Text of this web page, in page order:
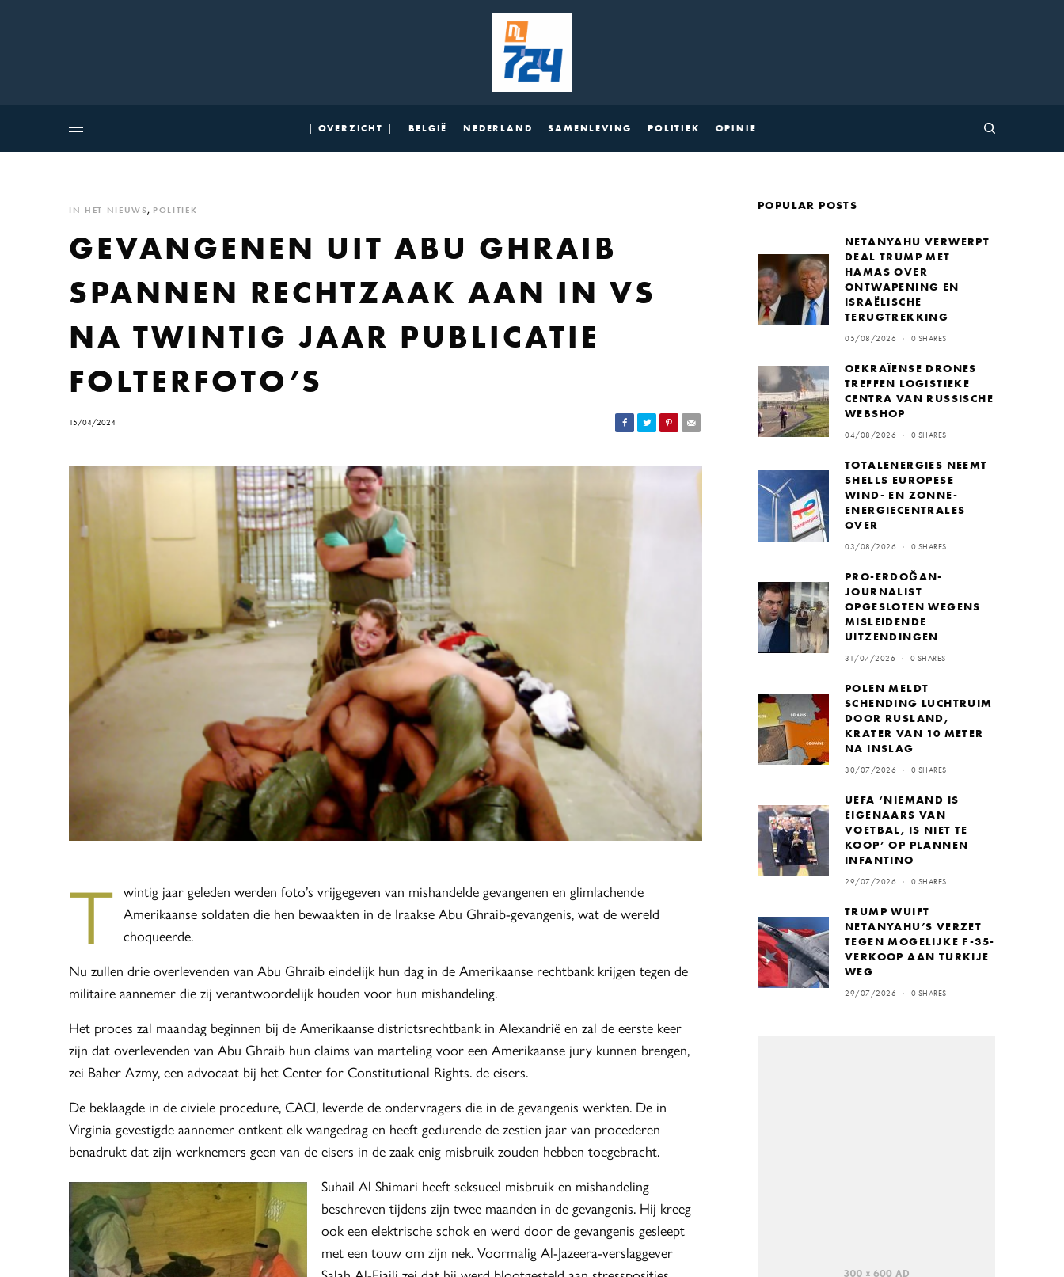
| OVERZICHT | BELGIË NEDERLAND SAMENLEVING POLITIEK OPINIE
IN HET NIEUWS, POLITIEK
GEVANGENEN UIT ABU GHRAIB
SPANNEN RECHTZAAK AAN IN VS
NA TWINTIG JAAR PUBLICATIE
FOLTERFOTO’S
15/04/2024
T wintig jaar geleden werden foto’s vrijgegeven van mishandelde gevangenen en glimlachende
Amerikaanse soldaten die hen bewaakten in de Iraakse Abu Ghraib-gevangenis, wat de wereld
choqueerde.
Nu zullen drie overlevenden van Abu Ghraib eindelijk hun dag in de Amerikaanse rechtbank krijgen tegen de
militaire aannemer die zij verantwoordelijk houden voor hun mishandeling.
Het proces zal maandag beginnen bij de Amerikaanse districtsrechtbank in Alexandrië en zal de eerste keer
zijn dat overlevenden van Abu Ghraib hun claims van marteling voor een Amerikaanse jury kunnen brengen,
zei Baher Azmy, een advocaat bij het Center for Constitutional Rights. de eisers.
De beklaagde in de civiele procedure, CACI, leverde de ondervragers die in de gevangenis werkten. De in
Virginia gevestigde aannemer ontkent elk wangedrag en heeft gedurende de zestien jaar van procederen
benadrukt dat zijn werknemers geen van de eisers in de zaak enig misbruik zouden hebben toegebracht.
Suhail Al Shimari heeft seksueel misbruik en mishandeling
beschreven tijdens zijn twee maanden in de gevangenis. Hij kreeg
ook een elektrische schok en werd door de gevangenis gesleept
met een touw om zijn nek. Voormalig Al-Jazeera-verslaggever
POPULAR POSTS
NETANYAHU VERWERPT
DEAL TRUMP MET
HAMAS OVER
ONTWAPENING EN
ISRAËLISCHE
TERUGTREKKING
05/08/2026 0 SHARES
OEKRAÏENSE DRONES
TREFFEN LOGISTIEKE
CENTRA VAN RUSSISCHE
WEBSHOP
04/08/2026 0 SHARES
TOTALENERGIES NEEMT
SHELLS EUROPESE
WIND- EN ZONNE-
ENERGIECENTRALES
OVER
03/08/2026 0 SHARES
PRO-ERDOĞAN-
JOURNALIST
OPGESLOTEN WEGENS
MISLEIDENDE
UITZENDINGEN
31/07/2026 0 SHARES
POLEN MELDT
SCHENDING LUCHTRUIM
DOOR RUSLAND,
KRATER VAN 10 METER
NA INSLAG
30/07/2026 0 SHARES
UEFA ‘NIEMAND IS
EIGENAARS VAN
VOETBAL, IS NIET TE
KOOP’ OP PLANNEN
INFANTINO
29/07/2026 0 SHARES
TRUMP WUIFT
NETANYAHU’S VERZET
TEGEN MOGELIJKE F-35-
VERKOOP AAN TURKIJE
WEG
29/07/2026 0 SHARES